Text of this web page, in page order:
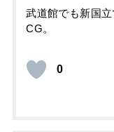
武道館でも新国
CG。
0